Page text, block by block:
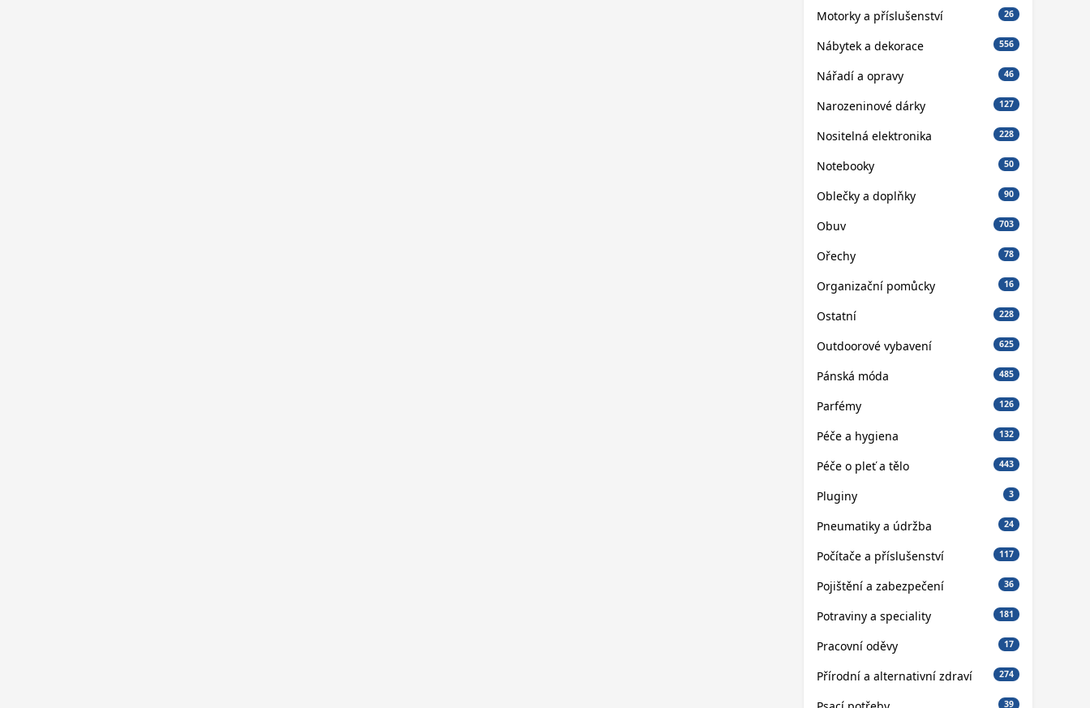
Motorky a příslušenství 26
Nábytek a dekorace 556
Nářadí a opravy 46
Narozeninové dárky 127
Nositelná elektronika 228
Notebooky 50
Oblečky a doplňky 90
Obuv 703
Ořechy 78
Organizační pomůcky 16
Ostatní 228
Outdoorové vybavení 625
Pánská móda 485
Parfémy 126
Péče a hygiena 132
Péče o pleť a tělo 443
Pluginy 3
Pneumatiky a údržba 24
Počítače a příslušenství 117
Pojištění a zabezpečení 36
Potraviny a speciality 181
Pracovní oděvy 17
Přírodní a alternativní zdraví 274
39